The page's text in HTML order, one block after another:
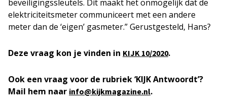
beveiligingssleutels. Dit maakt het onmogelijk dat de
elektriciteitsmeter communiceert met een andere
meter dan de ‘eigen’ gasmeter.” Gerustgesteld, Hans?
Deze vraag kon je vinden in KIJK 10/2020.
Ook een vraag voor de rubriek ‘KIJK Antwoordt’?
Mail hem naar info@kijkmagazine.nl.